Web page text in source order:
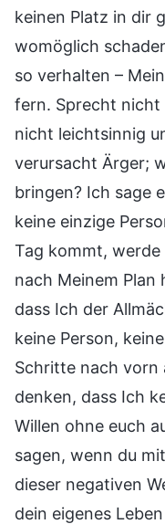
keinen Platz in dir
womöglich
so verhalten –
fern. Sprecht nicht
nicht leichtsinnig
verursacht Ärger;
bringen? Ich sage
keine einzige
Tag kommt,
nach Meinem Plan
dass Ich der
keine Person,
Schritte nach vorn
denken, dass Ich
Willen ohne euch
sagen, wenn du
dieser negativen
dein eigenes